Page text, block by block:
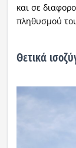
και σε
πληθυσμού
Θετικά